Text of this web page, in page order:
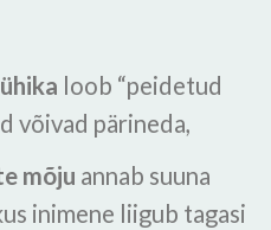
loob “peidetud
võivad pärineda,
mõju annab suuna
inimene liigub tagasi